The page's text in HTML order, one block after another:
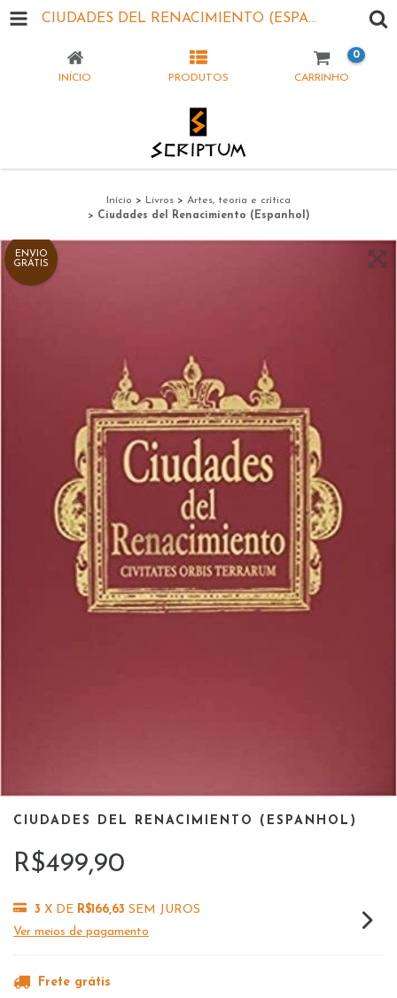
CIUDADES DEL RENACIMIENTO (ESPANHOL)
INÍCIO PRODUTOS CARRINHO
0
Início > Livros > Artes, teoria e crítica
> Ciudades del Renacimiento (Espanhol)
ENVIO
GRÁTIS
CIUDADES DEL RENACIMIENTO (ESPANHOL)
R$499,90
3 X DE R$166,63 SEM JUROS
Ver meios de pagamento
Frete grátis